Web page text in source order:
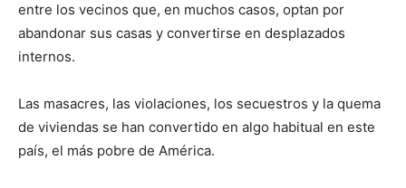
entre los vecinos que, en muchos casos, optan por
abandonar sus casas y convertirse en desplazados
internos.
Las masacres, las violaciones, los secuestros y la quema
de viviendas se han convertido en algo habitual en este
país, el más pobre de América.